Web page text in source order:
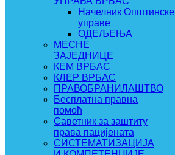
Начелник Општинске
управе
ОДЕЉЕЊА
МЕСНЕ
ЗАЈЕДНИЦЕ
КЕМ ВРБАС
КЛЕР ВРБАС
ПРАВОБРАНИЛАШТВО
Бесплатна правна
помоћ
Саветник за заштиту
права пацијената
СИСТЕМАТИЗАЦИЈА